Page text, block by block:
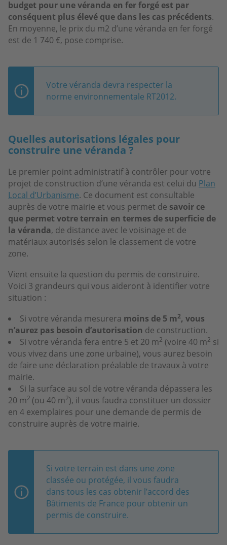
budget pour une véranda en fer forgé est par
conséquent plus élevé que dans les cas précédents.
En moyenne, le prix du m2 d’une véranda en fer forgé
est de 1 740 €, pose comprise.
Votre véranda devra respecter la
norme environnementale RT2012.
Quelles autorisations légales pour
construire une véranda ?
Le premier point administratif à contrôler pour votre
projet de construction d’une véranda est celui du Plan
Local d’Urbanisme. Ce document est consultable
auprès de votre mairie et vous permet de savoir ce
que permet votre terrain en termes de superficie de
la véranda, de distance avec le voisinage et de
matériaux autorisés selon le classement de votre
zone.
Vient ensuite la question du permis de construire.
Voici 3 grandeurs qui vous aideront à identifier votre
situation :
Si votre véranda mesurera moins de 5 m2, vous
n’aurez pas besoin d’autorisation de construction.
Si votre véranda fera entre 5 et 20 m2 (voire 40 m2 si
vous vivez dans une zone urbaine), vous aurez besoin
de faire une déclaration préalable de travaux à votre
mairie.
Si la surface au sol de votre véranda dépassera les
20 m2 (ou 40 m2), il vous faudra constituer un dossier
en 4 exemplaires pour une demande de permis de
construire auprès de votre mairie.
Si votre terrain est dans une zone
classée ou protégée, il vous faudra
dans tous les cas obtenir l’accord des
Bâtiments de France pour obtenir un
permis de construire.